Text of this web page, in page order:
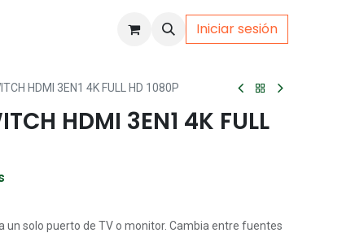
Iniciar sesión
HDMI 3EN1 4K FULL HD 1080P
HDMI 3EN1 4K FULL
un solo puerto de TV o monitor. Cambia entre fuentes